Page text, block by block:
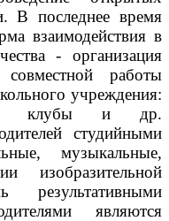
В последнее время
взаимодействия в
- организация
работы
учреждения:
клубы и др.
студийными
музыкальные,
изобразительной
результативными
являются